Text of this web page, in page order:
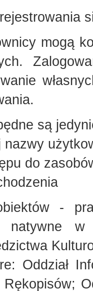
mogą
są
nazwy
do
-
natywne
Oddział